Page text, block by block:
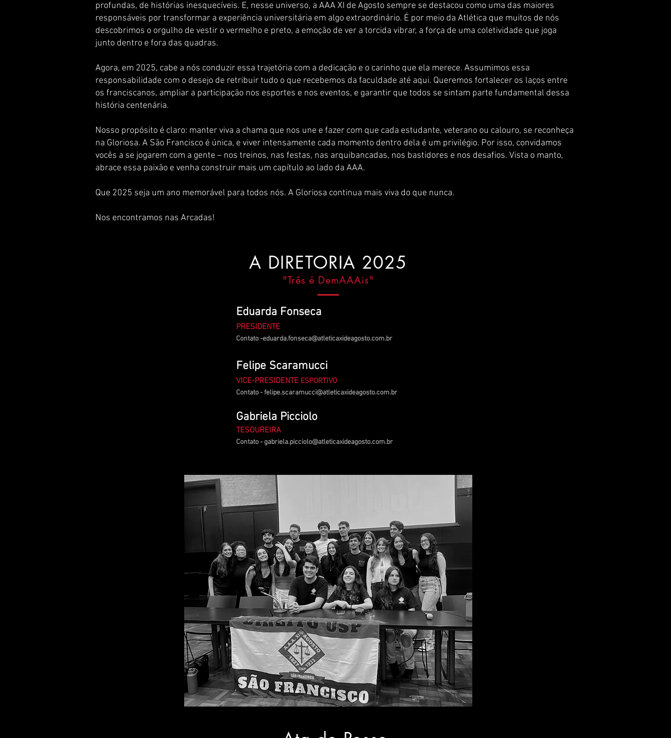
profundas, de histórias inesquecíveis. E, nesse universo, a AAA XI de Agosto sempre se destacou como uma das maiores
responsáveis por transformar a experiência universitária em algo extraordinário. É por meio da Atlética que muitos de nós
descobrimos o orgulho de vestir o vermelho e preto, a emoção de ver a torcida vibrar, a força de uma coletividade que joga
junto dentro e fora das quadras.
Agora, em 2025, cabe a nós conduzir essa trajetória com a dedicação e o carinho que ela merece. Assumimos essa
responsabilidade com o desejo de retribuir tudo o que recebemos da faculdade até aqui. Queremos fortalecer os laços entre
os franciscanos, ampliar a participação nos esportes e nos eventos, e garantir que todos se sintam parte fundamental dessa
história centenária.
Nosso propósito é claro: manter viva a chama que nos une e fazer com que cada estudante, veterano ou calouro, se reconheça
na Gloriosa. A São Francisco é única, e viver intensamente cada momento dentro dela é um privilégio. Por isso, convidamos
vocês a se jogarem com a gente – nos treinos, nas festas, nas arquibancadas, nos bastidores e nos desafios. Vista o manto,
abrace essa paixão e venha construir mais um capítulo ao lado da AAA.
Que 2025 seja um ano memorável para todos nós. A Gloriosa continua mais viva do que nunca.
Nos encontramos nas Arcadas!
A DIRETORIA 2025
"Três é DemAAAis"
Eduarda Fonseca
PRESIDENTE
Contato -eduarda.fonseca@atleticaxideagosto.com.br
Felipe Scaramucci
VICE-PRESIDENTE ESPORTIVO
Contato -felipe.scaramucci@atleticaxideagosto.com.br
Gabriela Picciolo
TESOUREIRA
Contato -gabriela.picciolo@atleticaxideagosto.com.br